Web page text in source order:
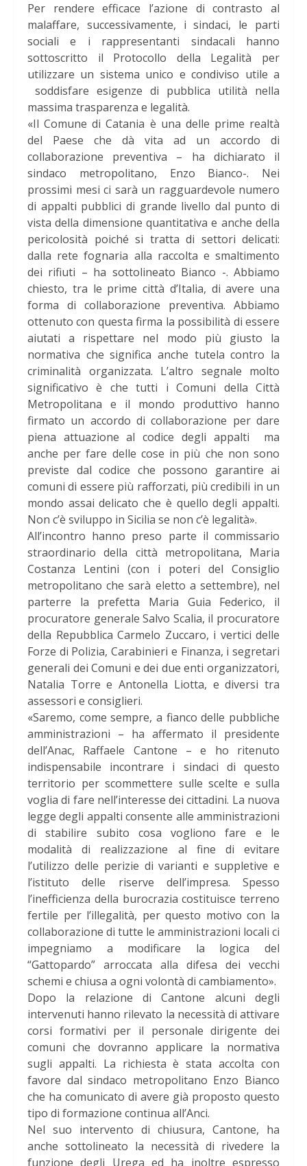
Per rendere efficace l’azione di contrasto al
malaffare, successivamente, i sindaci, le parti
sociali e i rappresentanti sindacali hanno
sottoscritto il Protocollo della Legalità per
utilizzare un sistema unico e condiviso utile a
soddisfare esigenze di pubblica utilità nella
massima trasparenza e legalità.
«Il Comune di Catania è una delle prime realtà
del Paese che dà vita ad un accordo di
collaborazione preventiva – ha dichiarato il
sindaco metropolitano, Enzo Bianco-. Nei
prossimi mesi ci sarà un ragguardevole numero
di appalti pubblici di grande livello dal punto di
vista della dimensione quantitativa e anche della
pericolosità poiché si tratta di settori delicati:
dalla rete fognaria alla raccolta e smaltimento
dei rifiuti – ha sottolineato Bianco -. Abbiamo
chiesto, tra le prime città d’Italia, di avere una
forma di collaborazione preventiva. Abbiamo
ottenuto con questa firma la possibilità di essere
aiutati a rispettare nel modo più giusto la
normativa che significa anche tutela contro la
criminalità organizzata. L’altro segnale molto
significativo è che tutti i Comuni della Città
Metropolitana e il mondo produttivo hanno
firmato un accordo di collaborazione per dare
piena attuazione al codice degli appalti ma
anche per fare delle cose in più che non sono
previste dal codice che possono garantire ai
comuni di essere più rafforzati, più credibili in un
mondo assai delicato che è quello degli appalti.
Non c’è sviluppo in Sicilia se non c’è legalità».
All’incontro hanno preso parte il commissario
straordinario della città metropolitana, Maria
Costanza Lentini (con i poteri del Consiglio
metropolitano che sarà eletto a settembre), nel
parterre la prefetta Maria Guia Federico, il
procuratore generale Salvo Scalia, il procuratore
della Repubblica Carmelo Zuccaro, i vertici delle
Forze di Polizia, Carabinieri e Finanza, i segretari
generali dei Comuni e dei due enti organizzatori,
Natalia Torre e Antonella Liotta, e diversi tra
assessori e consiglieri.
«Saremo, come sempre, a fianco delle pubbliche
amministrazioni – ha affermato il presidente
dell’Anac, Raffaele Cantone – e ho ritenuto
indispensabile incontrare i sindaci di questo
territorio per scommettere sulle scelte e sulla
voglia di fare nell’interesse dei cittadini. La nuova
legge degli appalti consente alle amministrazioni
di stabilire subito cosa vogliono fare e le
modalità di realizzazione al fine di evitare
l’utilizzo delle perizie di varianti e suppletive e
l’istituto delle riserve dell’impresa. Spesso
l’inefficienza della burocrazia costituisce terreno
fertile per l’illegalità, per questo motivo con la
collaborazione di tutte le amministrazioni locali ci
impegniamo a modificare la logica del
“Gattopardo” arroccata alla difesa dei vecchi
schemi e chiusa a ogni volontà di cambiamento».
Dopo la relazione di Cantone alcuni degli
intervenuti hanno rilevato la necessità di attivare
corsi formativi per il personale dirigente dei
comuni che dovranno applicare la normativa
sugli appalti. La richiesta è stata accolta con
favore dal sindaco metropolitano Enzo Bianco
che ha comunicato di avere già proposto questo
tipo di formazione continua all’Anci.
Nel suo intervento di chiusura, Cantone, ha
anche sottolineato la necessità di rivedere la
funzione degli Urega ed ha inoltre espresso